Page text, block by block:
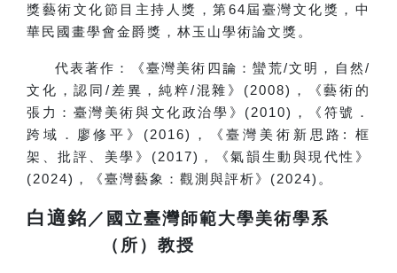
獎藝術文化節目主持人獎，第64屆臺灣文化獎，中
華民國畫學會金爵獎，林玉山學術論文獎。
代表著作：《臺灣美術四論：蠻荒/文明，自然/
文化，認同/差異，純粹/混雜》(2008)，《藝術的
張力：臺灣美術與文化政治學》(2010)，《符號．
跨域．廖修平》(2016)，《臺灣美術新思路: 框
架、批評、美學》(2017)，《氣韻生動與現代性》
(2024)，《臺灣藝象：觀測與評析》(2024)。
白適銘 ／國立臺灣師範大學美術學系
（所）教授